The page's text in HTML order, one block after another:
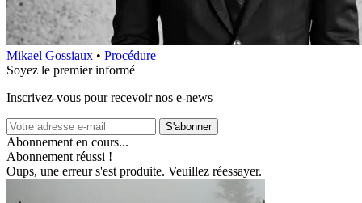
Mikael Gossiaux • Procédure
Soyez le premier informé
Inscrivez-vous pour recevoir nos e-news
S'abonner
Abonnement en cours...
Abonnement réussi !
Oups, une erreur s'est produite. Veuillez réessayer.